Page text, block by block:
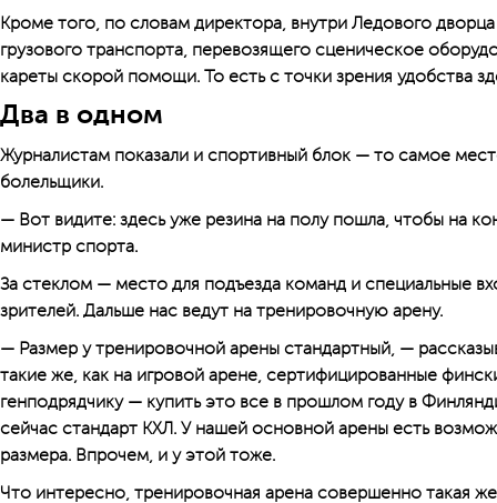
Кроме того, по словам директора, внутри Ледового
грузового транспорта, перевозящего сценическое
кареты скорой помощи. То есть с точки зрения удобства
Два в одном
Журналистам показали и спортивный блок — то самое
болельщики.
— Вот видите: здесь уже резина на полу пошла, чтобы на
министр спорта.
За стеклом — место для подъезда команд и специальные
зрителей. Дальше нас ведут на тренировочную арену.
— Размер у тренировочной арены стандартный, —
такие же, как на игровой арене, сертифицированные
генподрядчику — купить это все в прошлом году в
сейчас стандарт КХЛ. У нашей основной арены есть
размера. Впрочем, и у этой тоже.
Что интересно, тренировочная арена совершенно такая